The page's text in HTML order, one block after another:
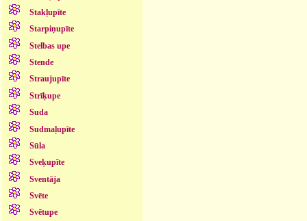
Stakļupīte
Starpiņupīte
Stelbas upe
Stende
Straujupīte
Strīķupe
Suda
Sudmaļupīte
Sūla
Sveķupīte
Sventāja
Svēte
Svētupe